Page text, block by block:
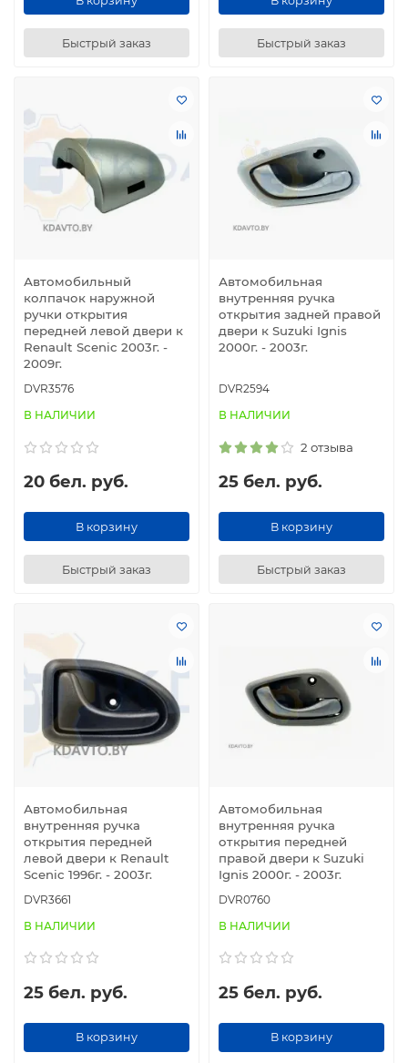
Быстрый заказ Быстрый заказ
Автомобильный
колпачок наружной
ручки открытия
передней левой двери к
Renault Scenic 2003г. -
2009г.
DVR3576
В НАЛИЧИИ
20 бел. руб.
В корзину
Быстрый заказ
Автомобильная
внутренняя ручка
открытия задней правой
двери к Suzuki Ignis
2000г. - 2003г.
DVR2594
В НАЛИЧИИ
2 отзыва
25 бел. руб.
В корзину
Быстрый заказ
Автомобильная
внутренняя ручка
открытия передней
левой двери к Renault
Scenic 1996г. - 2003г.
DVR3661
В НАЛИЧИИ
25 бел. руб.
В корзину
Автомобильная
внутренняя ручка
открытия передней
правой двери к Suzuki
Ignis 2000г. - 2003г.
DVR0760
В НАЛИЧИИ
25 бел. руб.
В корзину